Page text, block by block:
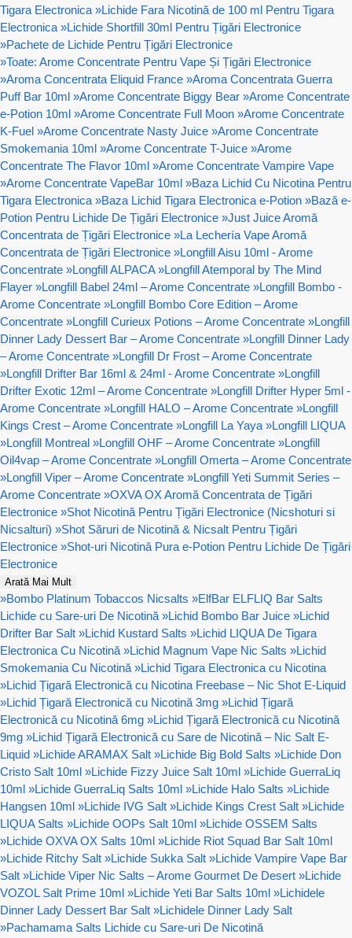
Tigara Electronica »Lichide Fara Nicotină de 100 ml Pentru Tigara
Electronica »Lichide Shortfill 30ml Pentru Țigări Electronice
»Pachete de Lichide Pentru Țigări Electronice
»Toate: Arome Concentrate Pentru Vape Și Țigări Electronice
»Aroma Concentrata Eliquid France »Aroma Concentrata Guerra
Puff Bar 10ml »Arome Concentrate Biggy Bear »Arome Concentrate
e-Potion 10ml »Arome Concentrate Full Moon »Arome Concentrate
K-Fuel »Arome Concentrate Nasty Juice »Arome Concentrate
Smokemania 10ml »Arome Concentrate T-Juice »Arome
Concentrate The Flavor 10ml »Arome Concentrate Vampire Vape
»Arome Concentrate VapeBar 10ml »Baza Lichid Cu Nicotina Pentru
Tigara Electronica »Baza Lichid Tigara Electronica e-Potion »Bază e-
Potion Pentru Lichide De Țigări Electronice »Just Juice Aromă
Concentrata de Țigări Electronice »La Lechería Vape Aromă
Concentrata de Țigări Electronice »Longfill Aisu 10ml - Arome
Concentrate »Longfill ALPACA »Longfill Atemporal by The Mind
Flayer »Longfill Babel 24ml – Arome Concentrate »Longfill Bombo -
Arome Concentrate »Longfill Bombo Core Edition – Arome
Concentrate »Longfill Curieux Potions – Arome Concentrate »Longfill
Dinner Lady Dessert Bar – Arome Concentrate »Longfill Dinner Lady
– Arome Concentrate »Longfill Dr Frost – Arome Concentrate
»Longfill Drifter Bar 16ml & 24ml - Arome Concentrate »Longfill
Drifter Exotic 12ml – Arome Concentrate »Longfill Drifter Hyper 5ml -
Arome Concentrate »Longfill HALO – Arome Concentrate »Longfill
Kings Crest – Arome Concentrate »Longfill La Yaya »Longfill LIQUA
»Longfill Montreal »Longfill OHF – Arome Concentrate »Longfill
Oil4vap – Arome Concentrate »Longfill Omerta – Arome Concentrate
»Longfill Viper – Arome Concentrate »Longfill Yeti Summit Series –
Arome Concentrate »OXVA OX Aromă Concentrata de Țigări
Electronice »Shot Nicotină Pentru Țigări Electronice (Nicshoturi si
Nicsalturi) »Shot Săruri de Nicotină & Nicsalt Pentru Țigări
Electronice »Shot-uri Nicotină Pura e-Potion Pentru Lichide De Țigări
Electronice
Arată Mai Mult
»Bombo Platinum Tobaccos Nicsalts »ElfBar ELFLIQ Bar Salts
Lichide cu Sare-uri De Nicotină »Lichid Bombo Bar Juice »Lichid
Drifter Bar Salt »Lichid Kustard Salts »Lichid LIQUA De Tigara
Electronica Cu Nicotină »Lichid Magnum Vape Nic Salts »Lichid
Smokemania Cu Nicotină »Lichid Tigara Electronica cu Nicotina
»Lichid Țigară Electronică cu Nicotina Freebase – Nic Shot E-Liquid
»Lichid Țigară Electronică cu Nicotină 3mg »Lichid Țigară
Electronică cu Nicotină 6mg »Lichid Țigară Electronică cu Nicotină
9mg »Lichid Țigară Electronică cu Sare de Nicotină – Nic Salt E-
Liquid »Lichide ARAMAX Salt »Lichide Big Bold Salts »Lichide Don
Cristo Salt 10ml »Lichide Fizzy Juice Salt 10ml »Lichide GuerraLiq
10ml »Lichide GuerraLiq Salts 10ml »Lichide Halo Salts »Lichide
Hangsen 10ml »Lichide IVG Salt »Lichide Kings Crest Salt »Lichide
LIQUA Salts »Lichide OOPs Salt 10ml »Lichide OSSEM Salts
»Lichide OXVA OX Salts 10ml »Lichide Riot Squad Bar Salt 10ml
»Lichide Ritchy Salt »Lichide Sukka Salt »Lichide Vampire Vape Bar
Salt »Lichide Viper Nic Salts – Arome Gourmet De Desert »Lichide
VOZOL Salt Prime 10ml »Lichide Yeti Bar Salts 10ml »Lichidele
Dinner Lady Dessert Bar Salt »Lichidele Dinner Lady Salt
»Pachamama Salts Lichide cu Sare-uri De Nicotină